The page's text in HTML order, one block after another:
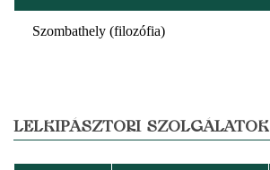
Szombathely (filozófia)
LELKIPÁSZTORI SZOLGÁLATOK